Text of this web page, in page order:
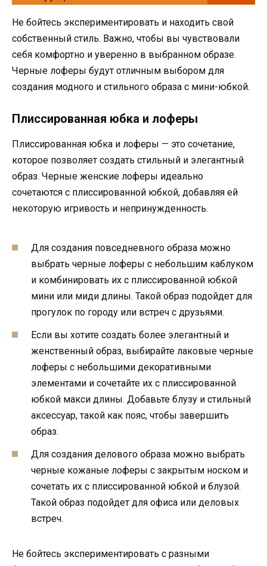
Не бойтесь экспериментировать и находить свой
собственный стиль. Важно, чтобы вы чувствовали
себя комфортно и уверенно в выбранном образе.
Черные лоферы будут отличным выбором для
создания модного и стильного образа с мини-юбкой.
Плиссированная юбка и лоферы
Плиссированная юбка и лоферы — это сочетание,
которое позволяет создать стильный и элегантный
образ. Черные женские лоферы идеально
сочетаются с плиссированной юбкой, добавляя ей
некоторую игривость и непринужденность.
Для создания повседневного образа можно
выбрать черные лоферы с небольшим каблуком
и комбинировать их с плиссированной юбкой
мини или миди длины. Такой образ подойдет для
прогулок по городу или встреч с друзьями.
Если вы хотите создать более элегантный и
женственный образ, выбирайте лаковые черные
лоферы с небольшими декоративными
элементами и сочетайте их с плиссированной
юбкой макси длины. Добавьте блузу и стильный
аксессуар, такой как пояс, чтобы завершить
образ.
Для создания делового образа можно выбрать
черные кожаные лоферы с закрытым носком и
сочетать их с плиссированной юбкой и блузой.
Такой образ подойдет для офиса или деловых
встреч.
Не бойтесь экспериментировать с разными